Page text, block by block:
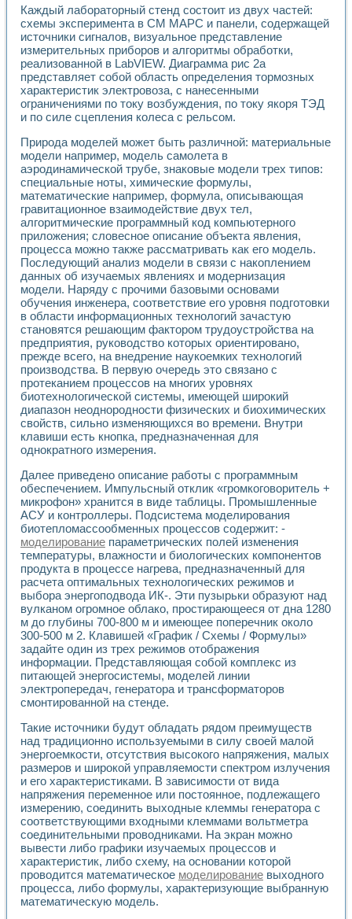
Применение LabVIEW для исследования течения в
Создание виртуальной работы «Изучение магнитных
Обратный маятник
Устройство для изучения основ интерфейсов обмена по
Лабораторный практикум: изучение адиабатического
Стенд для исследования электрических переходных
Система статистической обработки результатов
Автоматизация лазерно-плазменных измерений с
Использование технологий NATIONAL INSTRUMENTS
Учебный практикум "Спектральный и корреляционный
Учебный стенд для исследования принципа действия
Оборудование и программное обеспечение учебных
Виртуальный лабораторный практикум для изучения
Управление роботом ТУР-10 средствами LabVIEW
Аппаратно-программный комплекс для исследования
Автоматизированный дистанционный лабораторный
Исследование возможности реставрации одномерных
Использование технологий NATIONAL INSTRUMENTS в
Разработка модификаций алгоритма полигармонической
Учебный стенд для исследования принципа действия
Виртуальная система поддержки принимаемых решений в
Преемственность дисциплин «Моделирование систем» и
Универсальный стенд для исследования электрических
Лабораторные практикумы по информационно-
Виртуальный измеритель частотных характеристик на
Лабораторный практикум по основам теории Коммутации
Разработка виртуальной лабораторной работы
Виртуальные практикумы по электротехнике в среде
Из опыта внедрения в рамках национального проекта
Исследование эффективности решателей
Опыт разработки LabVIEW лабораторных практикумов
Проблемы повышения качества образования и
Развитие LabVIEW лабораторного практикума по
Разработка виртуальной лаборатории по электротехнике
Усовершенствованные алгоритмы частотного анализа
Об опыте работы учебного центра «Технологии
Технологии NI в магистерской программе «Прикладная
Система диагностики двигателей постоянного тока
Автоматизированный стенд формирования
Лабораторный практикум по курсу ИИС на базе
Партнеры
Академические и отраслевые институты
Учебные заведения
Бизнес
Контакты
Каждый лабораторный стенд состоит из двух частей:
схемы эксперимента в СМ МАРС и панели, содержащей
источники сигналов, визуальное представление
измерительных приборов и алгоритмы обработки,
реализованной в LabVIEW. Диаграмма рис 2а
представляет собой область определения тормозных
характеристик электровоза, с нанесенными
ограничениями по току возбуждения, по току якоря ТЭД
и по силе сцепления колеса с рельсом.
Природа моделей может быть различной: материальные
модели например, модель самолета в
аэродинамической трубе, знаковые модели трех типов:
специальные ноты, химические формулы,
математические например, формула, описывающая
гравитационное взаимодействие двух тел,
алгоритмические программный код компьютерного
приложения; словесное описание объекта явления,
процесса можно также рассматривать как его модель.
Последующий анализ модели в связи с накоплением
данных об изучаемых явлениях и модернизация
модели. Наряду с прочими базовыми основами
обучения инженера, соответствие его уровня подготовки
в области информационных технологий зачастую
становятся решающим фактором трудоустройства на
предприятия, руководство которых ориентировано,
прежде всего, на внедрение наукоемких технологий
производства. В первую очередь это связано с
протеканием процессов на многих уровнях
биотехнологической системы, имеющей широкий
диапазон неоднородности физических и биохимических
свойств, сильно изменяющихся во времени. Внутри
клавиши есть кнопка, предназначенная для
однократного измерения.
Далее приведено описание работы с программным
обеспечением. Импульсный отклик «громкоговоритель +
микрофон» хранится в виде таблицы. Промышленные
АСУ и контроллеры. Подсистема моделирования
биотепломассообменных процессов содержит: -
моделирование параметрических полей изменения
температуры, влажности и биологических компонентов
продукта в процессе нагрева, предназначенный для
расчета оптимальных технологических режимов и
выбора энергоподвода ИК-. Эти пузырьки образуют над
вулканом огромное облако, простирающееся от дна 1280
м до глубины 700-800 м и имеющее поперечник около
300-500 м 2. Клавишей «График / Схемы / Формулы»
задайте один из трех режимов отображения
информации. Представляющая собой комплекс из
питающей энергосистемы, моделей линии
электропередач, генератора и трансформаторов
смонтированной на стенде.
Такие источники будут обладать рядом преимуществ
над традиционно используемыми в силу своей малой
энергоемкости, отсутствия высокого напряжения, малых
размеров и широкой управляемости спектром излучения
и его характеристиками. В зависимости от вида
напряжения переменное или постоянное, подлежащего
измерению, соединить выходные клеммы генератора с
соответствующими входными клеммами вольтметра
соединительными проводниками. На экран можно
вывести либо графики изучаемых процессов и
характеристик, либо схему, на основании которой
проводится математическое моделирование выходного
процесса, либо формулы, характеризующие выбранную
математическую модель.